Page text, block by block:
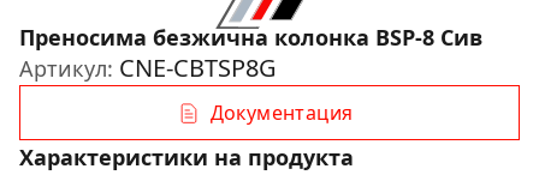
Преносимa безжична колонка BSP-8 Сив
Артикул: CNE-CBTSP8G
Документация
Характеристики на продукта